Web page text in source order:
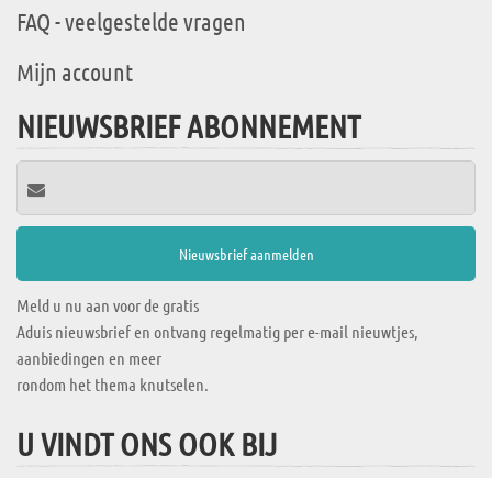
FAQ - veelgestelde vragen
Mijn account
NIEUWSBRIEF ABONNEMENT
Meld u nu aan voor de gratis
Aduis nieuwsbrief en ontvang regelmatig per e-mail nieuwtjes,
aanbiedingen en meer
rondom het thema knutselen.
U VINDT ONS OOK BIJ